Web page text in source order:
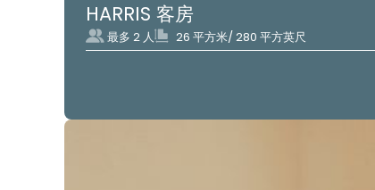
HARRIS 客房
最多 2 人 26 平方米/ 280 平方英尺